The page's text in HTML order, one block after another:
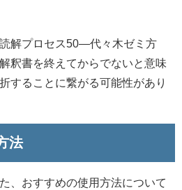
解プロセス50―代々木ゼミ方
釈書を終えてからでないと意味
することに繋がる可能性があり
法
、おすすめの使用方法について